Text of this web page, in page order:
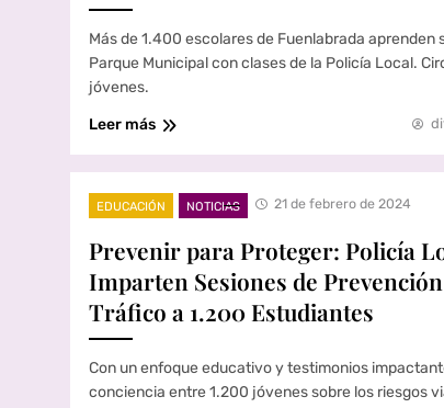
Más de 1.400 escolares de Fuenlabrada aprenden
Parque Municipal con clases de la Policía Local.
jóvenes.
Leer más
EDUCACIÓN NOTICIAS 21 de febrero de 2024
Prevenir para Proteger: Policía
Imparten Sesiones de
Tráfico a 1.200 Estudiantes
Con un enfoque educativo y testimonios
conciencia entre 1.200 jóvenes sobre los riesgos